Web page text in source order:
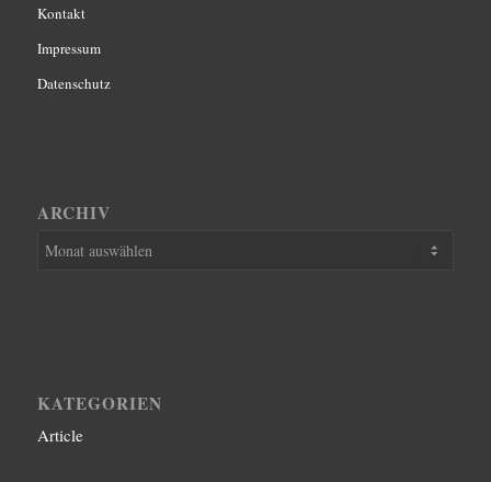
Kontakt
Impressum
Datenschutz
ARCHIV
KATEGORIEN
Article